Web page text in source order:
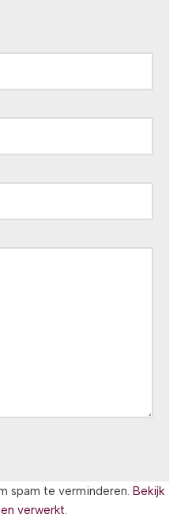
spam te verminderen. Bekijk
verwerkt.